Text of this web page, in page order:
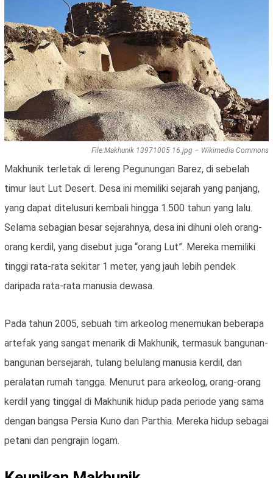
File:Makhunik 13971005 16.jpg – Wikimedia Commons
Makhunik terletak di lereng Pegunungan Barez, di sebelah
timur laut Lut Desert. Desa ini memiliki sejarah yang panjang,
yang dapat ditelusuri kembali hingga 1.500 tahun yang lalu.
Selama sebagian besar sejarahnya, desa ini dihuni oleh orang-
orang kerdil, yang disebut juga “orang Lut”. Mereka memiliki
tinggi rata-rata sekitar 1 meter, yang jauh lebih pendek
daripada rata-rata manusia dewasa.
Pada tahun 2005, sebuah tim arkeolog menemukan beberapa
artefak yang sangat menarik di Makhunik, termasuk bangunan-
bangunan bersejarah, tulang belulang manusia kerdil, dan
peralatan rumah tangga. Menurut para arkeolog, orang-orang
kerdil yang tinggal di Makhunik hidup pada periode yang sama
dengan bangsa Persia Kuno dan Parthia. Mereka hidup sebagai
petani dan pengrajin logam.